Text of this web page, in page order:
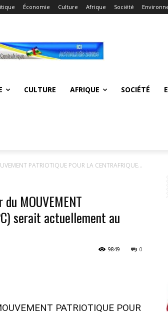
Économie Culture Afrique Société
CULTURE AFRIQUE SOCIÉTÉ
PATRIOTIQUE POUR LA CENTRAFRIQUE...
MOUVEMENT
serait actuellement au
0
9849
PATRIOTIQUE POUR